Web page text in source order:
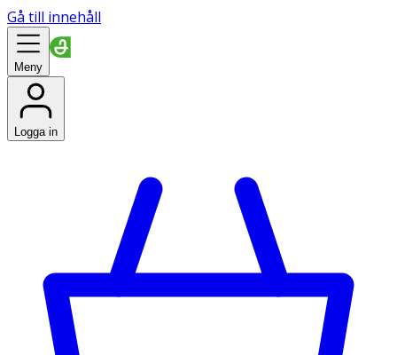
Gå till innehåll
Meny
Logga in